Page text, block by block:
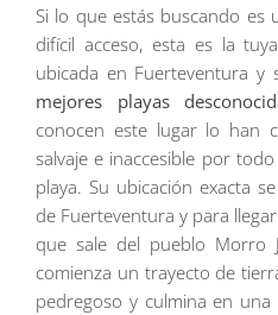
Si lo que estás buscando es
difícil acceso, esta es la
ubicada en Fuerteventura
mejores playas
conocen este lugar lo han
salvaje e inaccesible por
playa. Su ubicación exacta
de Fuerteventura y para
que sale del pueblo Morro
comienza un trayecto de
pedregoso y culmina en